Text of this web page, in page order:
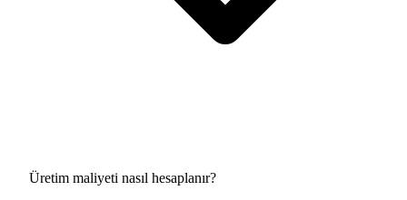
Üretim maliyeti nasıl hesaplanır?